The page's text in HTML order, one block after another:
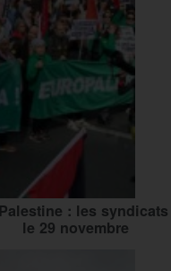
: les
le 29 novembre